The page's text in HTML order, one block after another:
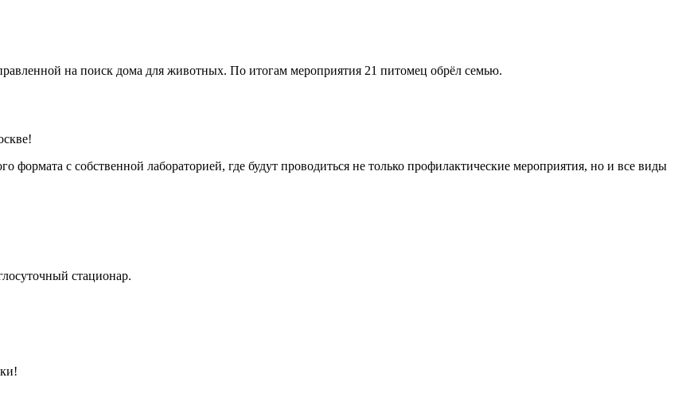
на поиск дома для животных. По итогам мероприятия 21 питомец обрёл семью.
с собственной лабораторией, где будут проводиться не только профилактические мероприятия, но и все виды
стационар.